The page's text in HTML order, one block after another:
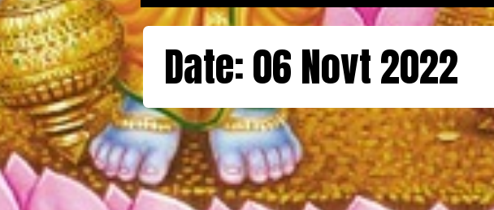
Date: 06 Novt 2022